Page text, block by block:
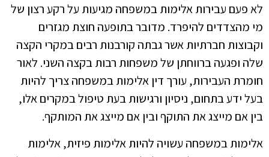
לא פעם עבירות אלימות במשפחה מגיעות על רקע רצון של
מי מהצדדים להיפרד. מדובר בתופעה חוצת מגזרים
וקבוצות חברתיות אשר גבתה קורבנות רבים במקרי הקצה
שלה ופגעה ברווחתן של משפחות רבות בקצה השני. לאור
חומרת העבירות, עורך דין אלימות במשפחה צריך להיות
בעל ידע בתחום, ניסיון ורגישות בעת טיפול במקרים אלו,
בין אם מייצג את התוקף ובין אם מייצג את המותקף.
אלימות במשפחה עשויה להיות אלימות פיזית, אלימות